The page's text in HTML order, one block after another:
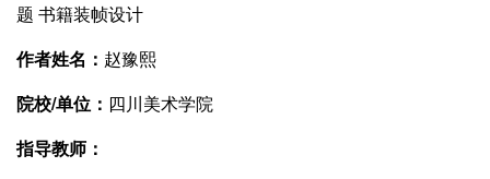
题 书籍装帧设计
作者姓名： 赵豫熙
院校/单位： 四川美术学院
指导教师：